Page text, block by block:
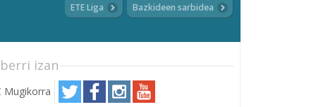
ETE Liga Bazkideen sarbidea
izan
Mugikorra